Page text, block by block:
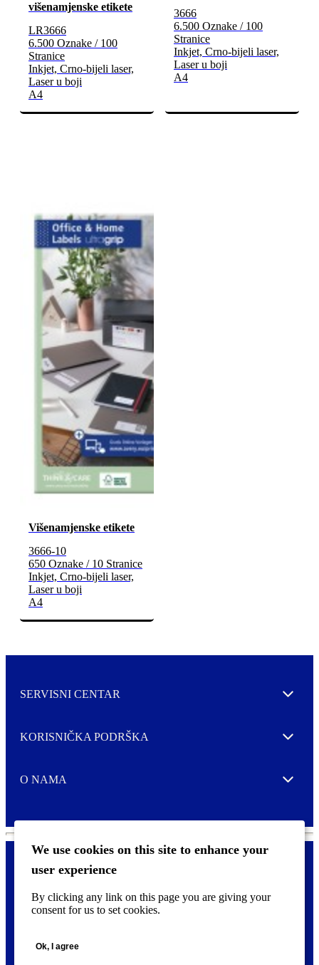
We use cookies on this site to enhance your
user experience
By clicking any link on this page you are giving your
consent for us to set cookies.
Ok, I agree
višenamjenske etikete
LR3666
6.500 Oznake / 100
Stranice
Inkjet, Crno-bijeli laser,
Laser u boji
A4
3666
6.500 Oznake / 100
Stranice
Inkjet, Crno-bijeli laser,
Laser u boji
A4
Višenamjenske etikete
3666-10
650 Oznake / 10 Stranice
Inkjet, Crno-bijeli laser,
Laser u boji
A4
SERVISNI CENTAR Expand
KORISNIČKA PODRŠKA Expand
O NAMA Expand
o
Pravne i tzv. Cookie obavijesti